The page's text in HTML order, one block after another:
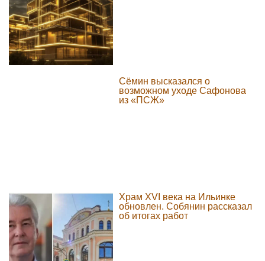
Сёмин высказался о
возможном уходе Сафонова
из «ПСЖ»
Храм XVI века на Ильинке
обновлен. Собянин рассказал
об итогах работ